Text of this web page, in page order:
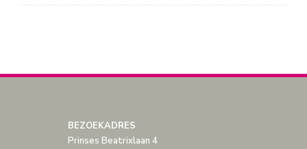
BEZOEKADRES
Prinses Beatrixlaan 4